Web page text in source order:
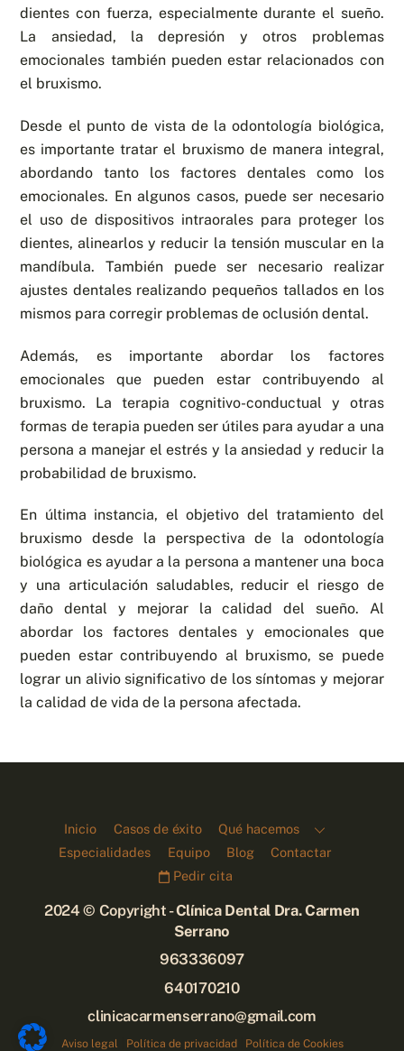
dientes con fuerza, especialmente durante el sueño.
La ansiedad, la depresión y otros problemas
emocionales también pueden estar relacionados con
el bruxismo.
Desde el punto de vista de la odontología biológica,
es importante tratar el bruxismo de manera integral,
abordando tanto los factores dentales como los
emocionales. En algunos casos, puede ser necesario
el uso de dispositivos intraorales para proteger los
dientes, alinearlos y reducir la tensión muscular en la
mandíbula. También puede ser necesario realizar
ajustes dentales realizando pequeños tallados en los
mismos para corregir problemas de oclusión dental.
Además, es importante abordar los factores
emocionales que pueden estar contribuyendo al
bruxismo. La terapia cognitivo-conductual y otras
formas de terapia pueden ser útiles para ayudar a una
persona a manejar el estrés y la ansiedad y reducir la
probabilidad de bruxismo.
En última instancia, el objetivo del tratamiento del
bruxismo desde la perspectiva de la odontología
biológica es ayudar a la persona a mantener una boca
y una articulación saludables, reducir el riesgo de
daño dental y mejorar la calidad del sueño. Al
abordar los factores dentales y emocionales que
pueden estar contribuyendo al bruxismo, se puede
lograr un alivio significativo de los síntomas y mejorar
la calidad de vida de la persona afectada.
Inicio Casos de éxito
Qué hacemos
Especialidades
Equipo Blog
Contactar
Pedir cita
2024 © Copyright -Clínica Dental Dra. Carmen
Serrano
963336097
640170210
clinicacarmenserrano@gmail.com
Aviso legal Política de privacidad| Política de Cookies